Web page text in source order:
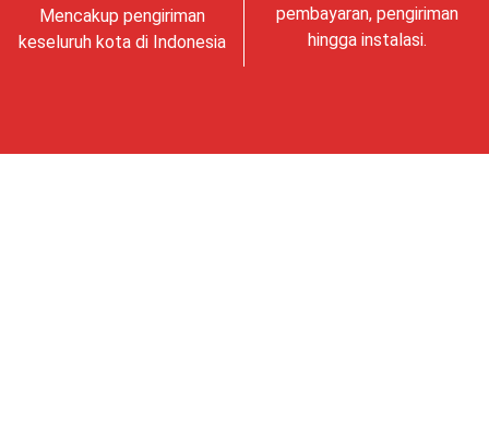
Mencakup pengiriman
keseluruh kota di Indonesia
pembayaran, pengiriman
hingga instalasi.